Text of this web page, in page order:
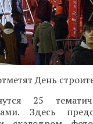
День
25
Здесь